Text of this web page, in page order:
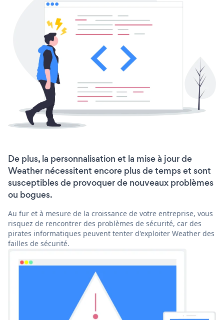
De plus, la personnalisation et la mise à jour de
Weather nécessitent encore plus de temps et sont
susceptibles de provoquer de nouveaux problèmes
ou bogues.
Au fur et à mesure de la croissance de votre entreprise, vous
risquez de rencontrer des problèmes de sécurité, car des
pirates informatiques peuvent tenter d'exploiter Weather des
failles de sécurité.